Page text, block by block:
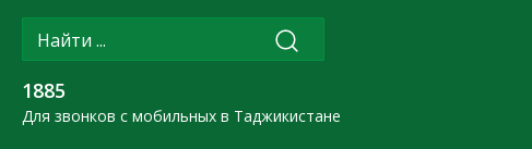
1885
Для звонков с мобильных в Таджикистане